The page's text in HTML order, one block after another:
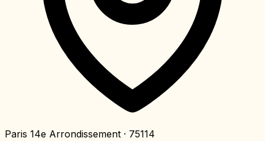
Paris 14e Arrondissement · 75114